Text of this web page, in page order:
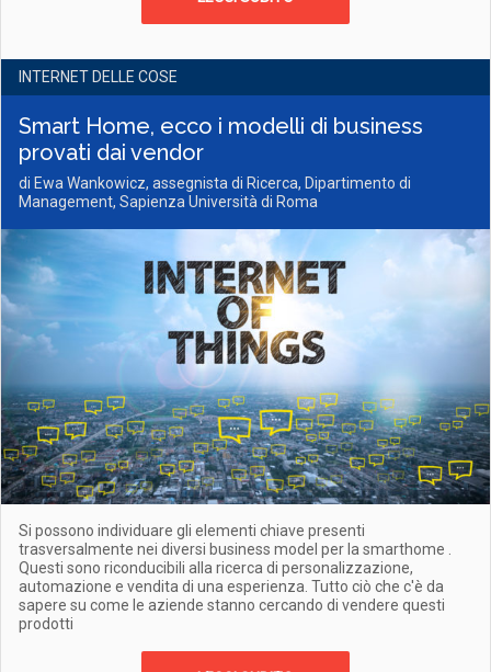
INTERNET DELLE COSE
Smart Home, ecco i modelli di business
provati dai vendor
di Ewa Wankowicz, assegnista di Ricerca, Dipartimento di
Management, Sapienza Università di Roma
Si possono individuare gli elementi chiave presenti
trasversalmente nei diversi business model per la smarthome .
Questi sono riconducibili alla ricerca di personalizzazione,
automazione e vendita di una esperienza. Tutto ciò che c'è da
sapere su come le aziende stanno cercando di vendere questi
prodotti